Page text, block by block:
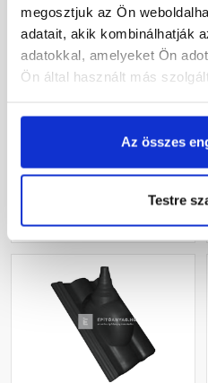
megosztjuk az Ön
adatait, akik kombinálhatják
adatokkal, amelyeket Ön
Ön által használt más
Az összes
Testre
Tondach Táska
antennakivezető szett
Natur téglavörös